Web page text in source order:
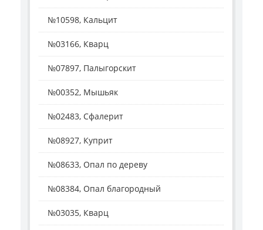
№10598, Кальцит
№03166, Кварц
№07897, Палыгорскит
№00352, Мышьяк
№02483, Сфалерит
№08927, Куприт
№08633, Опал по дереву
№08384, Опал благородный
№03035, Кварц